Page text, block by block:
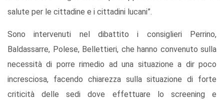
salute per le cittadine e i cittadini lucani”.
Sono intervenuti nel dibattito i consiglieri Perrino,
Baldassarre, Polese, Bellettieri, che hanno convenuto sulla
necessità di porre rimedio ad una situazione a dir poco
incresciosa, facendo chiarezza sulla situazione di forte
criticità delle sedi dove effettuare lo screening e